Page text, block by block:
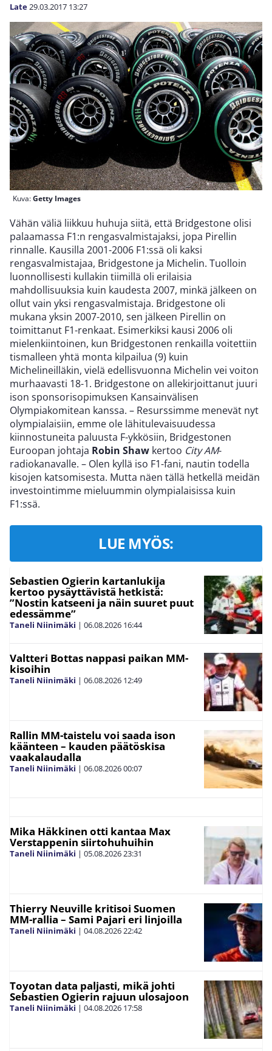
Late29.03.2017 13:27
Kuva:Getty Images
Vähän väliä liikkuu huhuja siitä, että Bridgestone olisi
palaamassa F1:n rengasvalmistajaksi, jopa Pirellin
rinnalle. Kausilla 2001-2006 F1:ssä oli kaksi
rengasvalmistajaa, Bridgestone ja Michelin. Tuolloin
luonnollisesti kullakin tiimillä oli erilaisia
mahdollisuuksia kuin kaudesta 2007, minkä jälkeen on
ollut vain yksi rengasvalmistaja. Bridgestone oli
mukana yksin 2007-2010, sen jälkeen Pirellin on
toimittanut F1-renkaat. Esimerkiksi kausi 2006 oli
mielenkiintoinen, kun Bridgestonen renkailla voitettiin
tismalleen yhtä monta kilpailua (9) kuin
Michelineilläkin, vielä edellisvuonna Michelin vei voiton
murhaavasti 18-1. Bridgestone on allekirjoittanut juuri
ison sponsorisopimuksen Kansainvälisen
Olympiakomitean kanssa. – Resurssimme menevät nyt
olympialaisiin, emme ole lähitulevaisuudessa
kiinnostuneita paluusta F-ykkösiin, Bridgestonen
Euroopan johtaja Robin Shaw kertoo City AM-
radiokanavalle. – Olen kyllä iso F1-fani, nautin todella
kisojen katsomisesta. Mutta näen tällä hetkellä meidän
investointimme mieluummin olympialaisissa kuin
F1:ssä.
LUE MYÖS:
Sebastien Ogierin kartanlukija
kertoo pysäyttävistä hetkistä:
”Nostin katseeni ja näin suuret puut
edessämme”
Taneli Niinimäki | 06.08.2026 16:44
Valtteri Bottas nappasi paikan MM-
kisoihin
Taneli Niinimäki | 06.08.2026 12:49
Rallin MM-taistelu voi saada ison
käänteen – kauden päätöskisa
vaakalaudalla
Taneli Niinimäki | 06.08.202600:07
Mika Häkkinen otti kantaa Max
Verstappenin siirtohuhuihin
Taneli Niinimäki | 05.08.202623:31
Thierry Neuville kritisoi Suomen
MM-rallia – Sami Pajari eri linjoilla
Taneli Niinimäki | 04.08.202622:42
Toyotan data paljasti, mikä johti
Sebastien Ogierin rajuun ulosajoon
Taneli Niinimäki | 04.08.2026 17:58